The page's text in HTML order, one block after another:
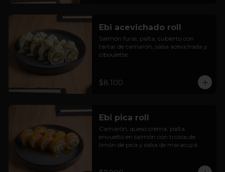
Ebi acevichado roll
Salmón furai, palta, cubierto con
tartar de camarón, salsa acevichada y
ciboulette.
$8.100
Ebi pica roll
Camarón, queso crema, palta
envuelto en salmón con trozos de
limón de pica y salsa de maracuyá.